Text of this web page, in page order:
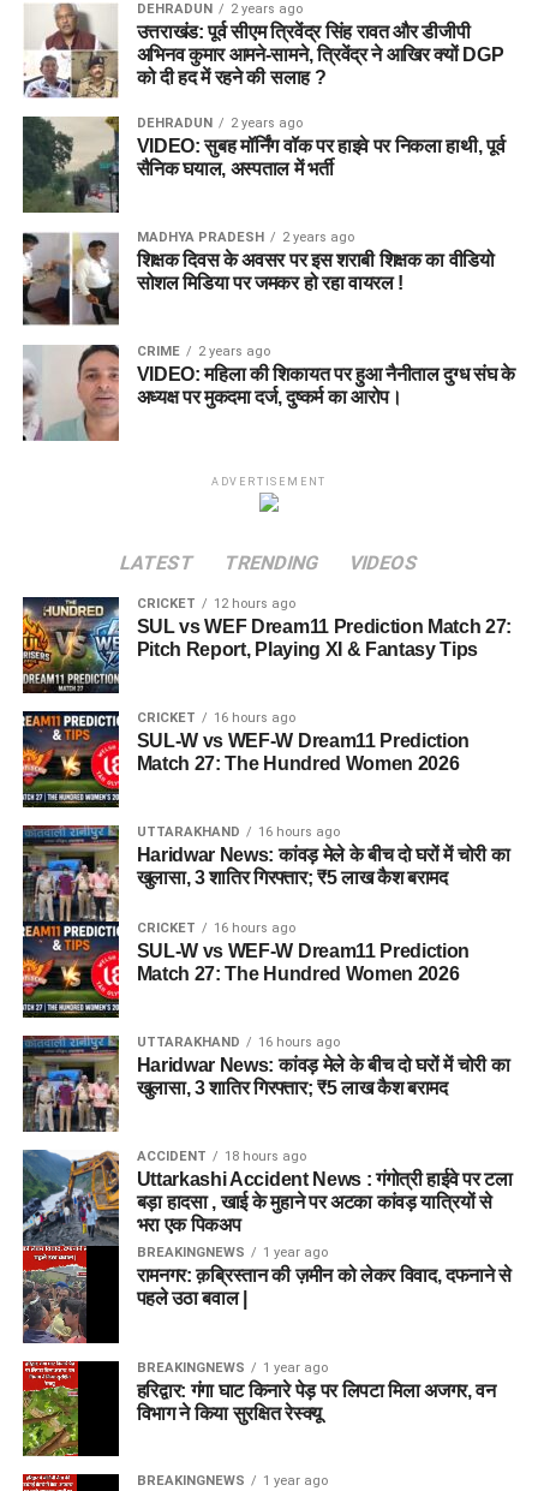
DEHRADUN 2 years ago
उत्तराखंड: पूर्व सीएम त्रिवेंद्र सिंह रावत और डीजीपी
अभिनव कुमार आमने-सामने, त्रिवेंद्र ने आखिर क्यों DGP
को दी हद में रहने की सलाह ?
DEHRADUN 2 years ago
VIDEO: सुबह मॉर्निंग वॉक पर हाइवे पर निकला हाथी, पूर्व
सैनिक घयाल, अस्पताल में भर्ती
MADHYA PRADESH 2 years ago
शिक्षक दिवस के अवसर पर इस शराबी शिक्षक का वीडियो
सोशल मिडिया पर जमकर हो रहा वायरल !
CRIME 2 years ago
VIDEO: महिला की शिकायत पर हुआ नैनीताल दुग्ध संघ के
अध्यक्ष पर मुकदमा दर्ज, दुष्कर्म का आरोप।
ADVERTISEMENT
LATEST TRENDING VIDEOS
CRICKET 12 hours ago
SUL vs WEF Dream11 Prediction Match 27:
Pitch Report, Playing XI & Fantasy Tips
CRICKET 16 hours ago
SUL-W vs WEF-W Dream11 Prediction
Match 27: The Hundred Women 2026
UTTARAKHAND 16 hours ago
Haridwar News: कांवड़ मेले के बीच दो घरों में चोरी का
खुलासा, 3 शातिर गिरफ्तार; ₹5 लाख कैश बरामद
CRICKET 16 hours ago
SUL-W vs WEF-W Dream11 Prediction
Match 27: The Hundred Women 2026
UTTARAKHAND 16 hours ago
Haridwar News: कांवड़ मेले के बीच दो घरों में चोरी का
खुलासा, 3 शातिर गिरफ्तार; ₹5 लाख कैश बरामद
ACCIDENT 18 hours ago
Uttarkashi Accident News : गंगोत्री हाईवे पर टला
बड़ा हादसा , खाई के मुहाने पर अटका कांवड़ यात्रियों से
भरा एक पिकअप
BREAKINGNEWS 1 year ago
रामनगर: क़ब्रिस्तान की ज़मीन को लेकर विवाद, दफनाने से
पहले उठा बवाल |
BREAKINGNEWS 1 year ago
हरिद्वार: गंगा घाट किनारे पेड़ पर लिपटा मिला अजगर, वन
विभाग ने किया सुरक्षित रेस्क्यू
BREAKINGNEWS 1 year ago